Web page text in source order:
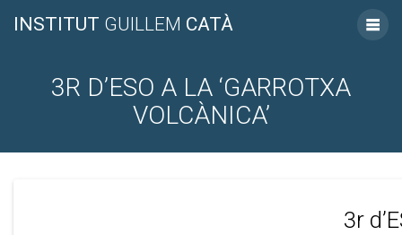
INSTITUT GUILLEM CATÀ
3R D’ESO A LA ‘GARROTXA
VOLCÀNICA’
3r